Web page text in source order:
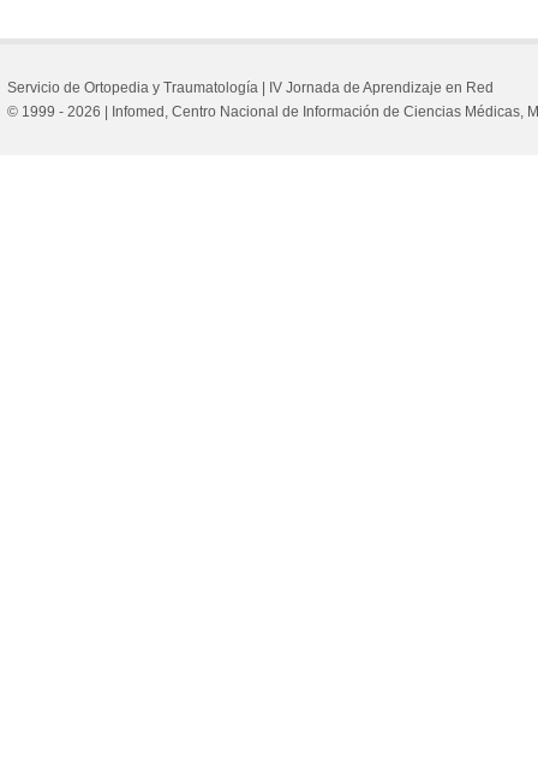
Servicio de Ortopedia y Traumatología |
IV Jornada de Aprendizaje en Red
© 1999 - 2026 | Infomed, Centro Nacional de Información de Ciencias Médicas,